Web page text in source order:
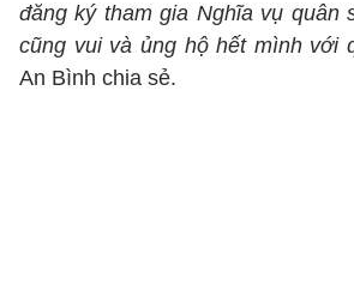
đăng ký tham gia Nghĩa vụ quân
cũng vui và ủng hộ hết mình với
An Bình chia sẻ.